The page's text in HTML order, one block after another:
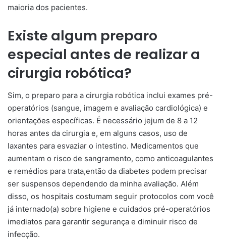
maioria dos pacientes.
Existe algum preparo
especial antes de realizar a
cirurgia robótica?
Sim, o preparo para a cirurgia robótica inclui exames pré-
operatórios (sangue, imagem e avaliação cardiológica) e
orientações específicas. É necessário jejum de 8 a 12
horas antes da cirurgia e, em alguns casos, uso de
laxantes para esvaziar o intestino. Medicamentos que
aumentam o risco de sangramento, como anticoagulantes
e remédios para trata,então da diabetes podem precisar
ser suspensos dependendo da minha avaliação. Além
disso, os hospitais costumam seguir protocolos com você
já internado(a) sobre higiene e cuidados pré-operatórios
imediatos para garantir segurança e diminuir risco de
infecção.